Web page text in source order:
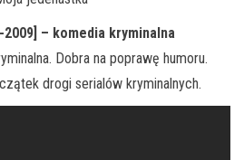
– komedia kryminalna
Dobra na poprawę humoru.
drogi serialów kryminalnych.